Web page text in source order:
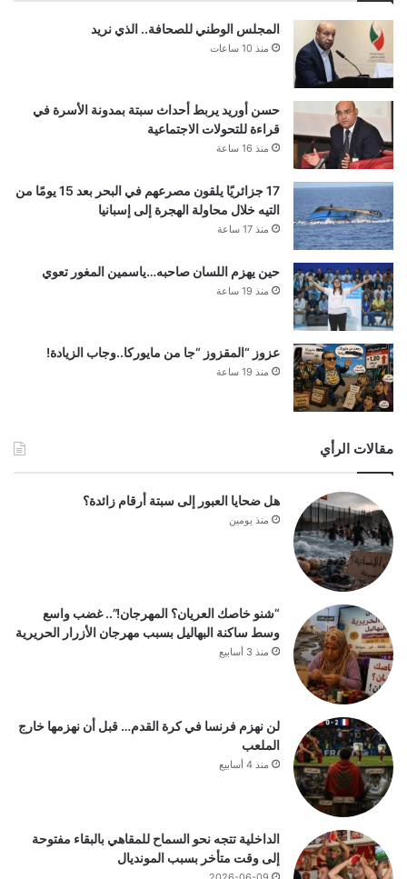
المجلس الوطني للصحافة.. الذي نريد
منذ 10 ساعات
حسن أوريد يربط أحداث سبتة بمدونة الأسرة في
قراءة للتحولات الاجتماعية
منذ 16 ساعة
17 جزائريًا يلقون مصرعهم في البحر بعد 15 يومًا من
التيه خلال محاولة الهجرة إلى إسبانيا
منذ 17 ساعة
حين يهزم اللسان صاحبه…ياسمين المغور تعوي
منذ 19 ساعة
عزوز “المقزوز “جا من مايوركا..وجاب الزيادة!
منذ 19 ساعة
مقالات الرأي
هل ضحايا العبور إلى سبتة أرقام زائدة؟
منذ يومين
“شنو خاصك العريان؟ المهرجان!”.. غضب واسع
وسط ساكنة البهاليل بسبب مهرجان الأزرار الحريرية
منذ 3 أسابيع
لن نهزم فرنسا في كرة القدم… قبل أن نهزمها خارج
الملعب
منذ 4 أسابيع
الداخلية تتجه نحو السماح للمقاهي بالبقاء مفتوحة
إلى وقت متأخر بسبب المونديال